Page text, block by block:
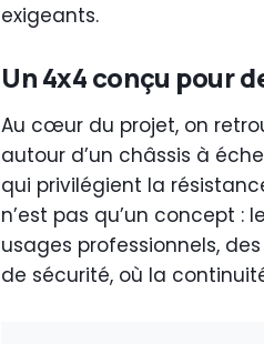
exigeants.
Un 4x4 conçu pour
Au cœur du projet, on
autour d’un châssis à
qui privilégient la
n’est pas qu’un concept
usages professionnels,
de sécurité, où la